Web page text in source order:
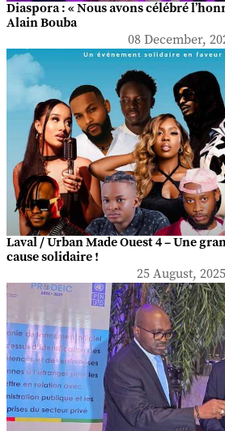
Diaspora : « Nous avons célébré
Alain Bouba
08 December,
Laval / Urban Made Ouest 4 – Une
cause solidaire !
25 August, 2025